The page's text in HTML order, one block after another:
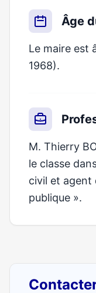
Âge
Le maire est
1968).
M. Thierry
le classe
civil et agent
publique ».